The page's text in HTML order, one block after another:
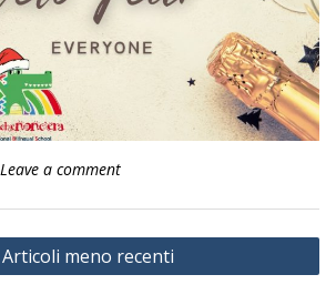
Leave a comment
Articoli meno recenti